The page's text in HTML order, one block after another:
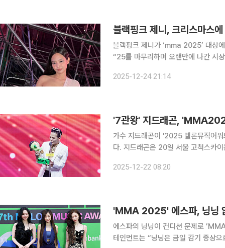
블랙핑크 제니, 크리스마스
블랙핑크 제니가 ‘mma 2025’ 대상에 소감을 전했다. 24일 제니
“25를 마무리하며 오랜만에 나간 시
다양한 모습이 담겼다. 이날 시상식에
2025-12-24 21:14
'7관왕' 지드래곤,
가수 지드래곤이 '2025 멜론뮤직어
다. 지드래곤은 20일 서울 고척스카이돔에서 펼쳐진 'MMA2025' 무대에 올랐다. 이날 지드래곤의
the Year)’, ‘앨범 오브 더 이어(A
2025-12-22 08:20
'MMA 2025' 에스파, 닝닝
에스파의 닝닝이 컨디션 문제로 ’MMA 2025’ 일부
테인먼트는 “닝닝은 금일 감기 증상